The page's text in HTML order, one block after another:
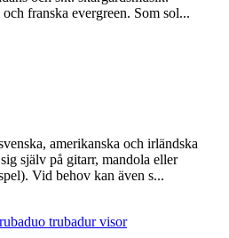
franska evergreen. Som sol...
amerikanska och irländska
själv på gitarr, mandola eller
Vid behov kan även s...
trubadurvisor